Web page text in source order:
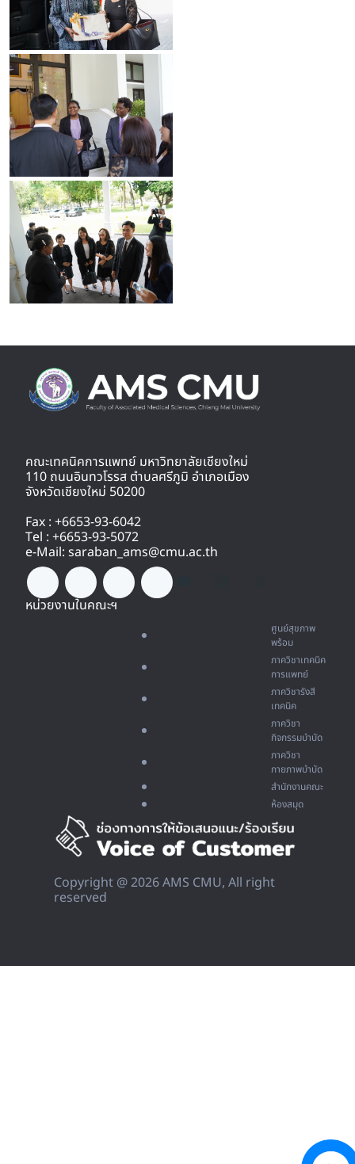
คณะเทคนิคการแพทย์ มหาวิทยาลัยเชียงใหม่
110 ถนนอินทวโรรส ตำบลศรีภูมิ อำเภอเมือง
จังหวัดเชียงใหม่ 50200
Fax : +6653-93-6042
Tel : +6653-93-5072
e-Mail: saraban_ams@cmu.ac.th
หน่วยงานในคณะฯ
ศูนย์สุขภาพ
พร้อม
ภาควิชาเทคนิค
การแพทย์
ภาควิชารังสี
เทคนิค
ภาควิชา
กิจกรรมบำบัด
ภาควิชา
กายภาพบำบัด
สำนักงานคณะ
ห้องสมุด
Copyright @ 2026 AMS CMU, All right
reserved